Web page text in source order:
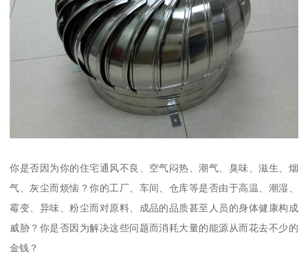
你是否因为你的住宅通风不良、空气闷热、潮气、臭味、滋生、烟
气、灰尘而烦恼？你的工厂、车间、仓库等是否由于高温、潮湿、
霉变、异味、粉尘而对原料、成品的品质甚至人员的身体健康构成
威胁？你是否因为解决这些问题而消耗大量的能源从而花去不少的
金钱？